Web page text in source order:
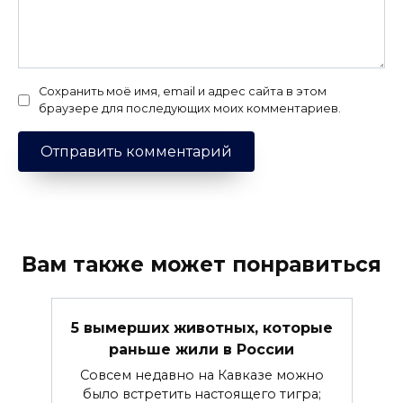
Сохранить моё имя, email и адрес сайта в этом
браузере для последующих моих комментариев.
Вам также может понравиться
5 вымерших животных, которые
раньше жили в России
Совсем недавно на Кавказе можно
было встретить настоящего тигра;